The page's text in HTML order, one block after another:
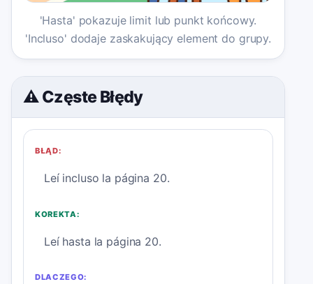
'Hasta' pokazuje limit lub punkt końcowy.
'Incluso' dodaje zaskakujący element do grupy.
⚠️ Częste Błędy
BŁĄD:
Leí incluso la página 20.
KOREKTA:
Leí hasta la página 20.
DLACZEGO: